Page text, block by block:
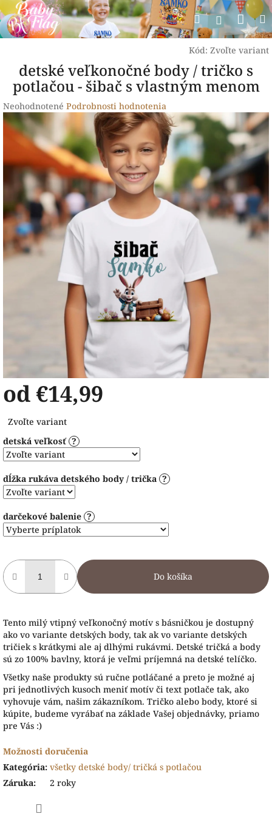
Prejsť
na
obsah
Hľadať
Kód: Zvoľte variant
detské veľkonočné body / tričko s
potlačou - šibač s vlastným menom
Priemerné
hodnotenie
produktu
z
hviezdičiek.
Neohodnotené Podrobnosti hodnotenia
od €14,99
cena:
Zvoľte variant
detská veľkosť ?
dĺžka rukáva detského body / trička ?
darčekové balenie ?
Do košíka
Tento milý vtipný veľkonočný motív s básničkou je dostupný
ako vo variante detských body, tak ak vo variante detských
tričiek s krátkymi ale aj dlhými rukávmi. Detské tričká a body
sú zo 100% bavlny, ktorá je veľmi príjemná na detské telíčko.
Všetky naše produkty sú ručne potláčané a preto je možné aj
pri jednotlivých kusoch meniť motív či text potlače tak, ako
vyhovuje vám, našim zákazníkom. Tričko alebo body, ktoré si
kúpite, budeme vyrábať na základe Vašej objednávky, priamo
pre Vás :)
Možnosti doručenia
Kategória: všetky detské body/ tričká s potlačou
Záruka: 2 roky